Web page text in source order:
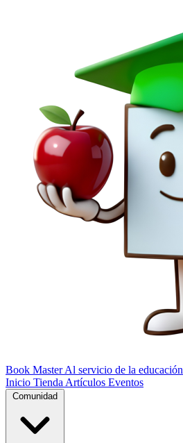
Book Master Al servicio de la educación
Inicio Tienda Artículos Eventos
Comunidad